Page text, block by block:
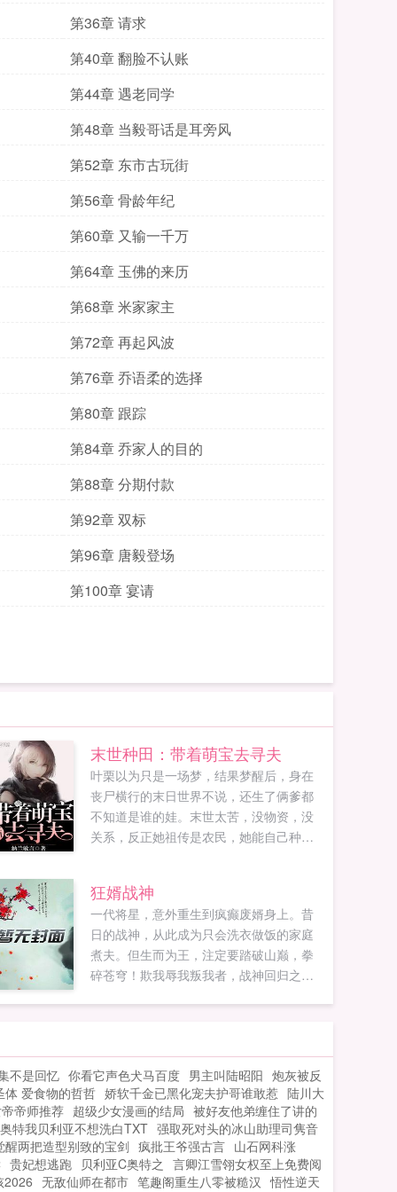
第36章 请求
第40章 翻脸不认账
第44章 遇老同学
第48章 当毅哥话是耳旁风
第52章 东市古玩街
第56章 骨龄年纪
第60章 又输一千万
第64章 玉佛的来历
第68章 米家家主
第72章 再起风波
第76章 乔语柔的选择
第80章 跟踪
第84章 乔家人的目的
第88章 分期付款
第92章 双标
第96章 唐毅登场
第100章 宴请
末世种田：带着萌宝去寻夫
叶栗以为只是一场梦，结果梦醒后，身在
丧尸横行的末日世界不说，还生了俩爹都
不知道是谁的娃。末世太苦，没物资，没
关系，反正她祖传是农民，她能自己种农
靠山，谁还敢欺负他们娘三！如果您喜欢
末世种田带着萌宝去寻夫，别忘记分享给
朋友...
狂婿战神
一代将星，意外重生到疯癫废婿身上。昔
日的战神，从此成为只会洗衣做饭的家庭
煮夫。但生而为王，注定要踏破山巅，拳
碎苍穹！欺我辱我叛我者，战神回归之
不是回忆 你看它声色犬马百度 男主叫陆昭阳 炮灰被反
体 爱食物的哲哲 娇软千金已黑化宠夫护哥谁敢惹 陆川大
帝师推荐 超级少女漫画的结局 被好友他弟缠住了讲的
奥特我贝利亚不想洗白TXT 强取死对头的冰山助理司隽音
醒两把造型别致的宝剑 疯批王爷强古言 山石网科涨
贵妃想逃跑 贝利亚C奥特之 言卿江雪翎女权至上免费阅
2026 无敌仙师在都市 笔趣阁重生八零被糙汉 悟性逆天